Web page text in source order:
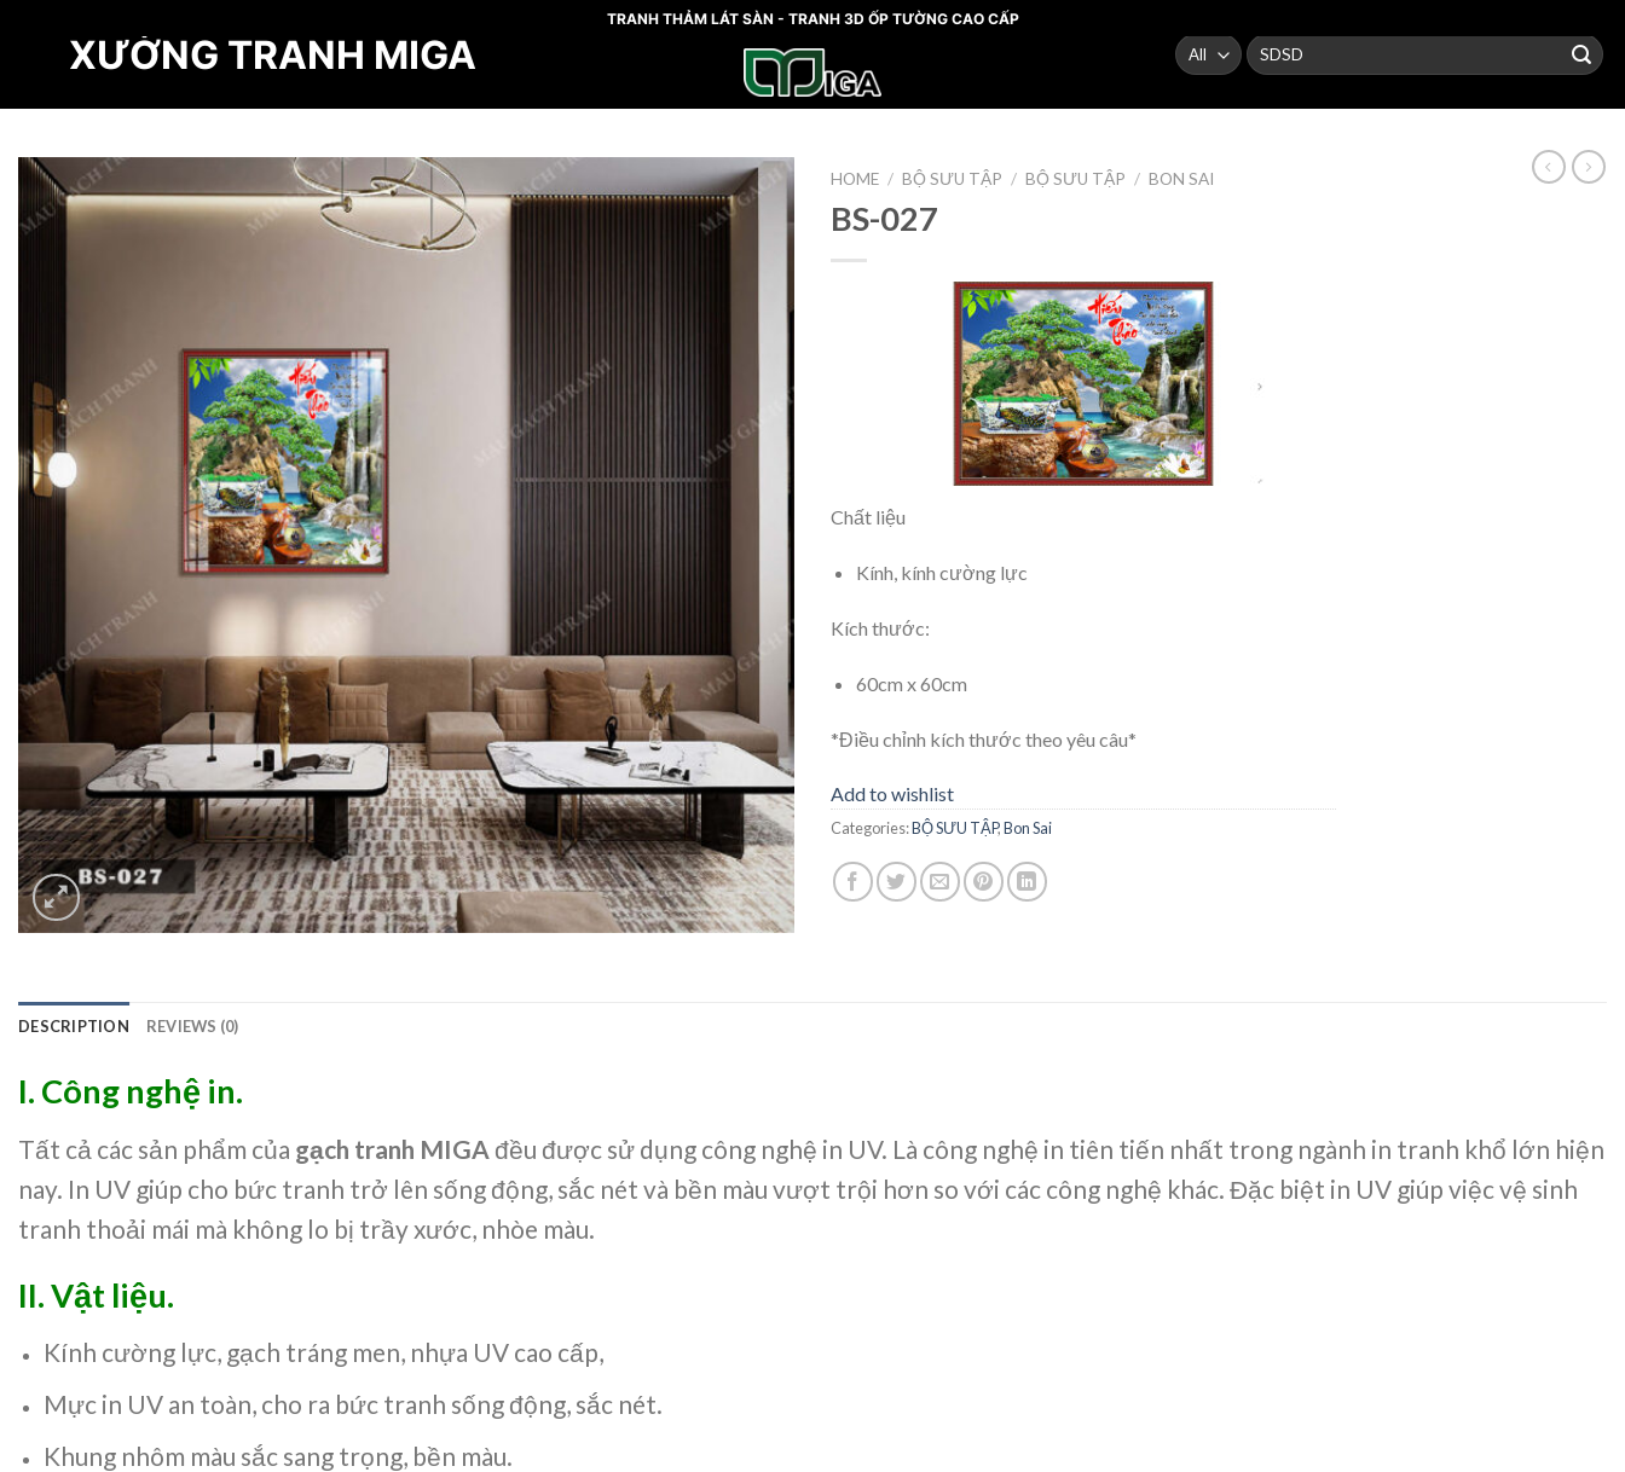
TRANH THẢM LÁT SÀN - TRANH 3D ỐP TƯỜNG CAO CẤP
XƯỞNG TRANH MIGA
Search
for:
HOME / BỘ SƯU TẬP / BỘ SƯU TẬP / BON SAI
BS-027
Chất liệu
Kính, kính cường lực
Kích thước:
60cm x 60cm
*Điều chỉnh kích thước theo yêu câu*
Add to wishlist
Categories:BỘ SƯU TẬP,Bon Sai
DESCRIPTION REVIEWS (0)
I. Công nghệ in.
Tất cả các sản phẩm của gạch tranh MIGA đều được sử dụng công nghệ in UV. Là công nghệ in tiên tiến nhất trong ngành in tranh khổ lớn hiện
nay. In UV giúp cho bức tranh trở lên sống động, sắc nét và bền màu vượt trội hơn so với các công nghệ khác. Đặc biệt in UV giúp việc vệ sinh
tranh thoải mái mà không lo bị trầy xước, nhòe màu.
II. Vật liệu.
Kính cường lực, gạch tráng men, nhựa UV cao cấp,
Mực in UV an toàn, cho ra bức tranh sống động, sắc nét.
Khung nhôm màu sắc sang trọng, bền màu.